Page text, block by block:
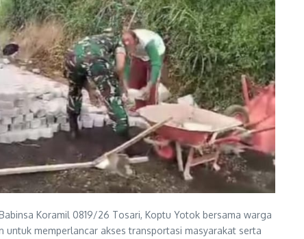
Koramil 0819/26 Tosari, Koptu Yotok bersama warga
untuk memperlancar akses transportasi masyarakat serta